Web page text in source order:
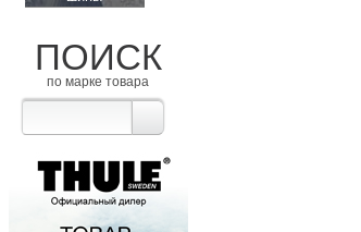
ПОИСК
по марке товара